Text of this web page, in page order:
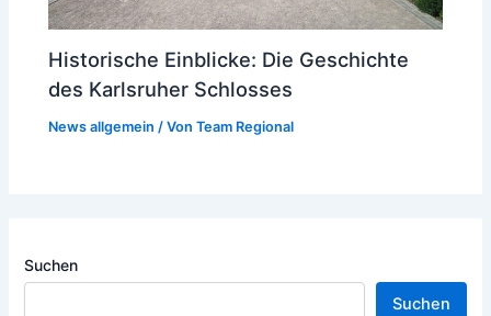
Historische Einblicke: Die Geschichte
des Karlsruher Schlosses
News allgemein / VonTeam Regional
Suchen
Suchen